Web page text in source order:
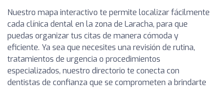
Nuestro mapa interactivo te permite localizar fácilmente
cada clínica dental en la zona de Laracha, para que
puedas organizar tus citas de manera cómoda y
eficiente. Ya sea que necesites una revisión de rutina,
tratamientos de urgencia o procedimientos
especializados, nuestro directorio te conecta con
dentistas de confianza que se comprometen a brindarte